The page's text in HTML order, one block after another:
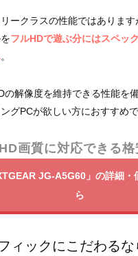
ークラスの性能ではありま
フルHDで遊ぶ分にはスペッ
。
の解像度を維持できる性能を
グPCが欲しい方におすすめで
画質に対応できる
JG-A5G60」の詳細・
ら
ィックにこだわるな